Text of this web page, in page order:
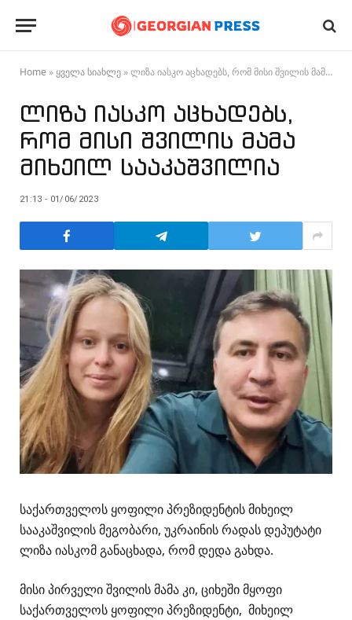
Home » ყველა სიახლე »ლიზა იასკო აცხადებს, რომ მისი შვილის მამა მიხეილ სააკაშვილია
ლიზა იასკო აცხადებს,
რომ მისი შვილის მამა
მიხეილ სააკაშვილია
21:13 - 01/06/2023
საქართველოს ყოფილი პრეზიდენტის მიხეილ
სააკაშვილის მეგობარი, უკრაინის რადას დეპუტატი
ლიზა იასკომ განაცხადა, რომ დედა გახდა.
მისი პირველი შვილის მამა კი, ციხეში მყოფი
საქართველოს ყოფილი პრეზიდენტი, მიხეილ